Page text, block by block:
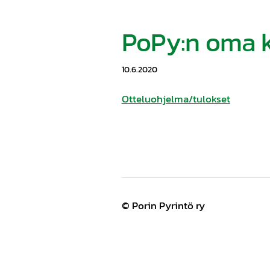
PoPy:n oma
10.6.2020
Otteluohjelma/tulokset
© Porin Pyrintö ry